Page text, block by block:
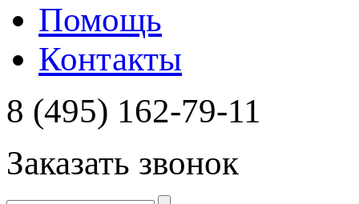
Помощь
Контакты
8 (495) 162-79-11
Заказать звонок